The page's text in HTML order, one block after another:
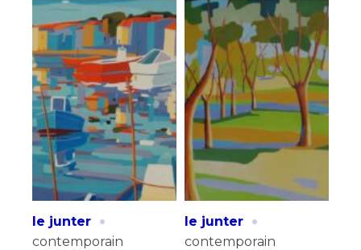
le junter ·
contemporain
le junter ·
contemporain